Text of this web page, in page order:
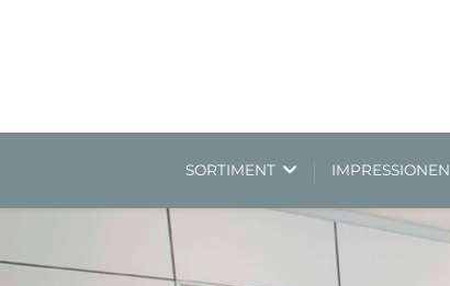
SORTIMENT IMPRESSIONEN